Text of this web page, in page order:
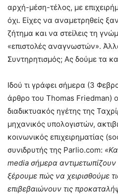
αρχή-μέση-τέλος, με
όχι. Είχες να αναμετρηθείς
ζήτημα και να στείλεις τη
«επιστολές αναγνωστών».
Συντηρητισμός; Ας δούμε τα
Ιδού τι γράφει σήμερα (3
άρθρο του Thomas Friedman)
διαδικτυακός ηγέτης της
μηχανικός υπολογιστών,
κοινωνικός επιχειρηματίας
συνιδρυτής της Parlio.com:
media σήμερα
ξέρουμε πώς να χειρισθούμε
επιβεβαιώνουν τις